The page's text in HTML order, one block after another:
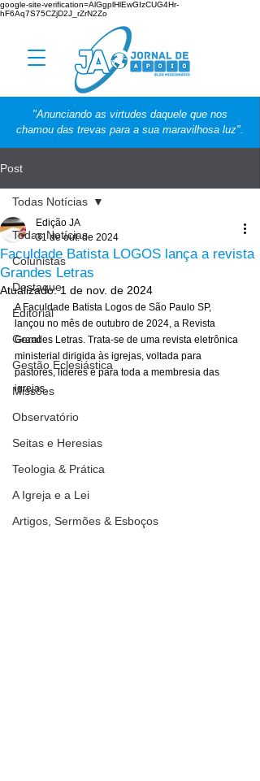
google-site-verification=AlGgplHlEwGIzCUG4Hr-
hF6Aq7S75CZjD2J_rZrN2Zo
"Anunciando as virtudes daquele que nos
chamou das trevas para a sua maravilhosa luz".
Post
Todas Notícias
Colunistas
Destaque
Editorial
Geral
Gestão Eclesiástica
Missões
Observatório
Seitas e Heresias
Teologia & Prática
A Igreja e a Lei
Artigos, Sermões & Esboços
Todas Notícias
Faculdade Batista LOGOS lança a revista
Grandes Letras
Edição JA
31 de out. de 2024
Atualizado:1 de nov. de 2024
A Faculdade Batista Logos de São Paulo SP,
lançou no mês de outubro de 2024, a Revista
Grandes Letras. Trata-se de uma revista eletrônica
ministerial dirigida às igrejas, voltada para
pastores, líderes e para toda a membresia das
igrejas.